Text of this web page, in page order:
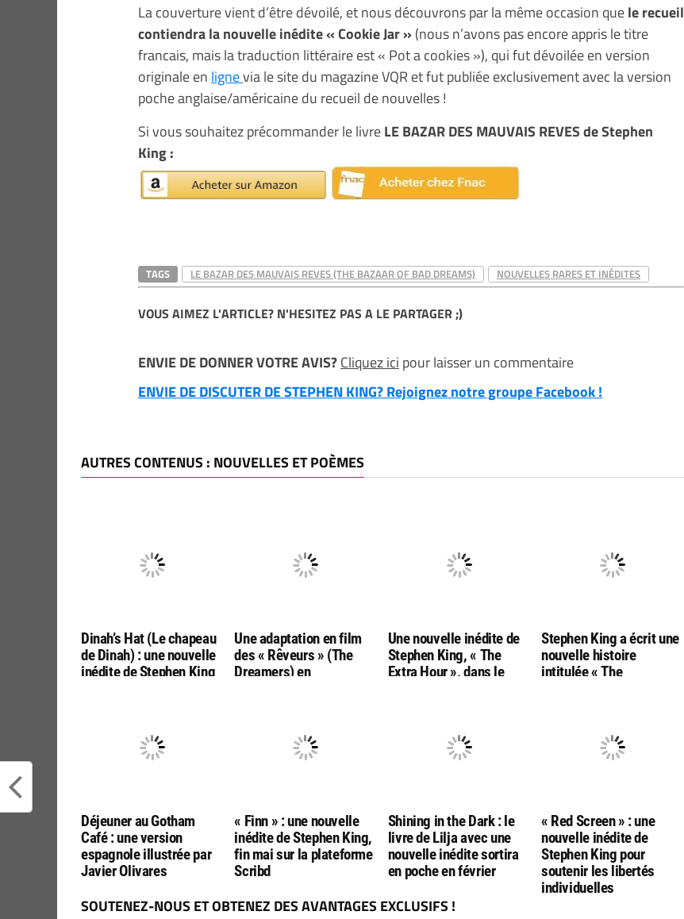
La couverture vient d’être dévoilé, et nous découvrons par la même occasion quele recueil
contiendra la nouvelle inédite « Cookie Jar » (nous n’avons pas encore appris le titre
francais, mais la traduction littéraire est « Pot a cookies »), qui fut dévoilée en version
originale en lignevia le site du magazine VQR et fut publiée exclusivement avec la version
poche anglaise/américaine du recueil de nouvelles !
Si vous souhaitez précommander le livreLE BAZAR DES MAUVAIS REVES de Stephen
King :
TAGS LE BAZAR DES MAUVAIS REVES (THE BAZAAR OF BAD DREAMS) NOUVELLES RARES ET INÉDITES
VOUS AIMEZ L'ARTICLE? N'HESITEZ PAS A LE PARTAGER ;)
ENVIE DE DONNER VOTRE AVIS?Cliquez ici pour laisser un commentaire
ENVIE DE DISCUTER DE STEPHEN KING? Rejoignez notre groupe Facebook !
AUTRES CONTENUS : NOUVELLES ET POÈMES
Dinah’s Hat (Le chapeau
de Dinah) : une nouvelle
inédite de Stephen King
Une adaptation en film
des « Rêveurs » (The
Dreamers) en
Une nouvelle inédite de
Stephen King, « The
Extra Hour », dans le
Stephen King a écrit une
nouvelle histoire
intitulée « The
Déjeuner au Gotham
Café : une version
espagnole illustrée par
Javier Olivares
« Finn » : une nouvelle
inédite de Stephen King,
fin mai sur la plateforme
Scribd
Shining in the Dark : le
livre de Lilja avec une
nouvelle inédite sortira
en poche en février
« Red Screen » : une
nouvelle inédite de
Stephen King pour
soutenir les libertés
individuelles
SOUTENEZ-NOUS ET OBTENEZ DES AVANTAGES EXCLUSIFS !